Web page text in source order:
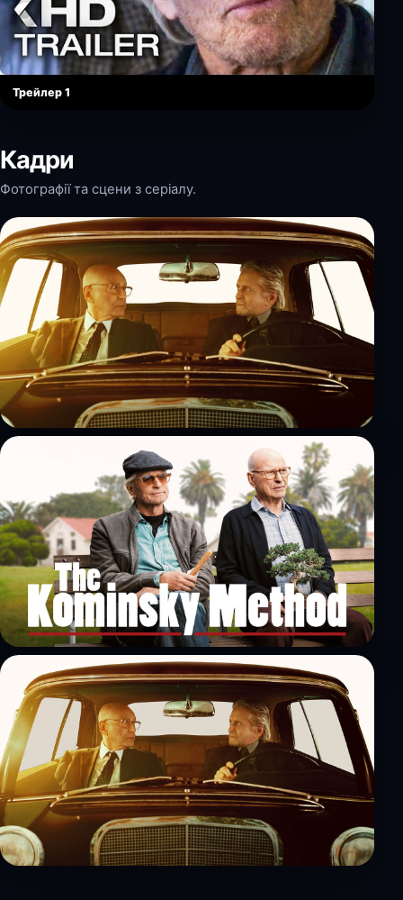
Трейлер 1
Кадри
Фотографії та сцени з серіалу.